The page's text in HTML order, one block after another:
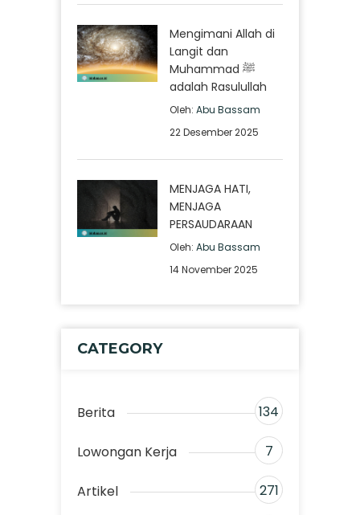
Mengimani Allah di
Langit dan
Muhammad ﷺ
adalah Rasulullah
Oleh: Abu Bassam
22 Desember 2025
MENJAGA HATI,
MENJAGA
PERSAUDARAAN
Oleh: Abu Bassam
14 November 2025
CATEGORY
Berita 134
Lowongan Kerja 7
Artikel 271